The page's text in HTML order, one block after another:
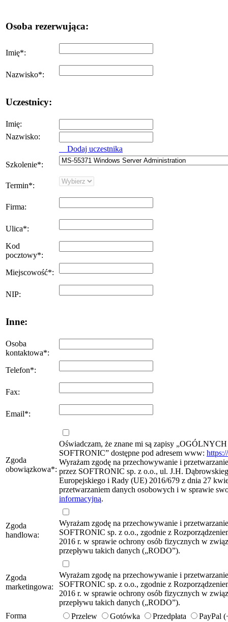
Osoba rezerwująca:
Imię*:
Nazwisko*:
Uczestnicy:
Imię:
Nazwisko:
Dodaj uczestnika
Szkolenie*:
Termin*:
Firma:
Ulica*:
Kod
pocztowy*:
Miejscowość*:
NIP:
Inne:
Osoba
kontaktowa*:
Telefon*:
Fax:
Email*:
Zgoda
obowiązkowa*:
Oświadczam, że znane mi są zapisy
SOFTRONIC” dostępne pod adresem www:
Wyrażam zgodę na przechowywanie i
przez SOFTRONIC sp. z o.o., ul. J.H.
Europejskiego i Rady (UE) 2016/679 z dnia 27
przetwarzaniem danych osobowych i w sprawie
informacyjną.
Zgoda
handlowa:
Wyrażam zgodę na przechowywanie i
SOFTRONIC sp. z o.o., zgodnie z
2016 r. w sprawie ochrony osób fizycznych w
przepływu takich danych („RODO”).
Zgoda
marketingowa:
Wyrażam zgodę na przechowywanie i
SOFTRONIC sp. z o.o., zgodnie z
2016 r. w sprawie ochrony osób fizycznych w
przepływu takich danych („RODO”).
Forma
Przelew Gotówka Przedpłata PayPal